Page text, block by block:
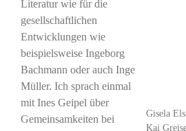
Gisela
Kai
Literatur wie für die
gesellschaftlichen
Entwicklungen wie
beispielsweise Ingeborg
Bachmann oder auch Inge
Müller. Ich sprach einmal
mit Ines Geipel über
Gemeinsamkeiten bei